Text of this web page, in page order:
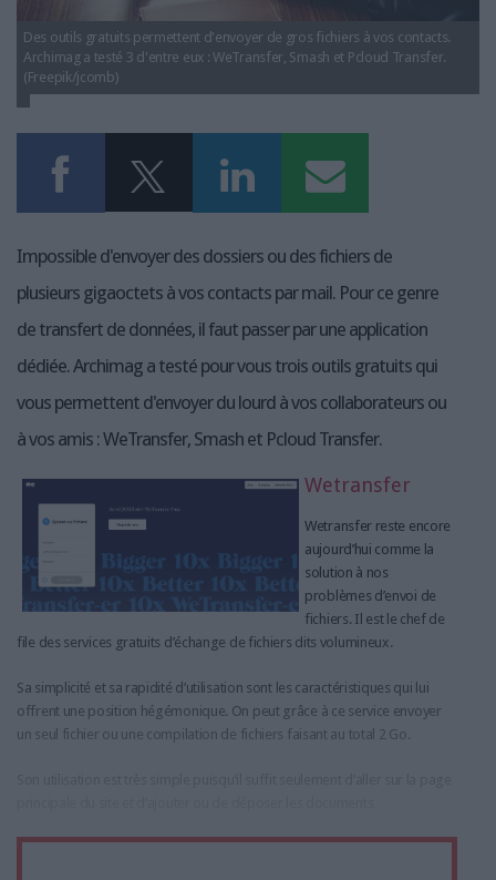
Des outils gratuits permettent d'envoyer de gros fichiers à vos contacts.
Archimag a testé 3 d'entre eux : WeTransfer, Smash et Pcloud Transfer.
(Freepik/jcomb)
Impossible d'envoyer des dossiers ou des fichiers de
plusieurs gigaoctets à vos contacts par mail. Pour ce genre
de transfert de données, il faut passer par une application
dédiée. Archimag a testé pour vous trois outils gratuits qui
vous permettent d'envoyer du lourd à vos collaborateurs ou
à vos amis : WeTransfer, Smash et Pcloud Transfer.
Wetransfer
Wetransfer reste encore
aujourd’hui comme la
solution à nos
problèmes d’envoi de
fichiers. Il est le chef de
file des services gratuits d’échange de fichiers dits volumineux.
Sa simplicité et sa rapidité d’utilisation sont les caractéristiques qui lui
offrent une position hégémonique. On peut grâce à ce service envoyer
un seul fichier ou une compilation de fichiers faisant au total 2 Go.